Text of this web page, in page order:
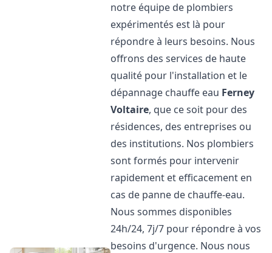
notre équipe de plombiers
expérimentés est là pour
répondre à leurs besoins. Nous
offrons des services de haute
qualité pour l'installation et le
dépannage chauffe eau Ferney
Voltaire, que ce soit pour des
résidences, des entreprises ou
des institutions. Nos plombiers
sont formés pour intervenir
rapidement et efficacement en
cas de panne de chauffe-eau.
Nous sommes disponibles
24h/24, 7j/7 pour répondre à vos
besoins d'urgence. Nous nous